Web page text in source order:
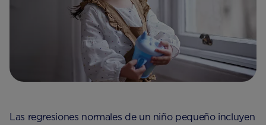
Las regresiones normales de un niño pequeño incluyen